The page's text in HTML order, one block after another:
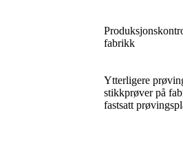
fabrikk
Ytterligere
stikkprøver på
fastsatt